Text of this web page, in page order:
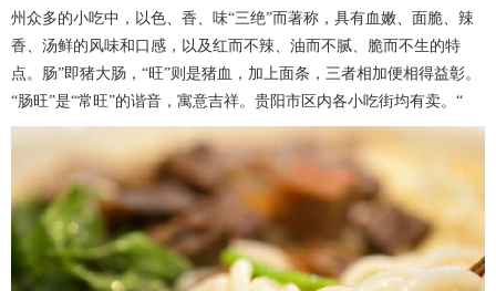
州众多的小吃中，以色、香、味“三绝”而著称，具有血嫩、面脆、辣
香、汤鲜的风味和口感，以及红而不辣、油而不腻、脆而不生的特
点。肠”即猪大肠，“旺”则是猪血，加上面条，三者相加便相得益彰。
“肠旺”是“常旺”的谐音，寓意吉祥。贵阳市区内各小吃街均有卖。“